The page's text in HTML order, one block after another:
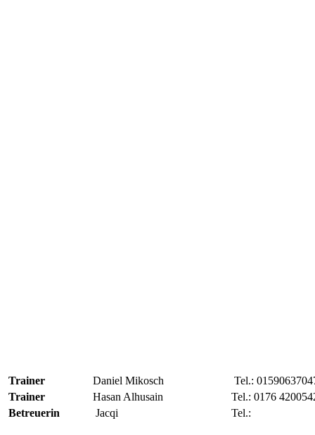
Trainer Daniel Mikosch
Tel.:
Trainer
Hasan Alhusain
Tel.: 0176
Betreuerin
Jacqi Tel.: